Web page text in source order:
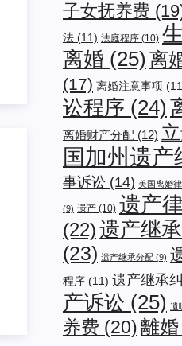
子女抚养费
法 (11) 法庭程序 (10)
离婚 (25) 离
(17) 离婚注意事项
讼程序 (24)
离婚财产分配 (12)
国加州遗产
事诉讼 (14) 美国离婚
(9) 遗产 (10) 遗产
(22)遗产继承
(23) 遗产继承分配 (9)
程序 (11) 遗产继承
产诉讼 (25) 遺
养费 (20)離婚